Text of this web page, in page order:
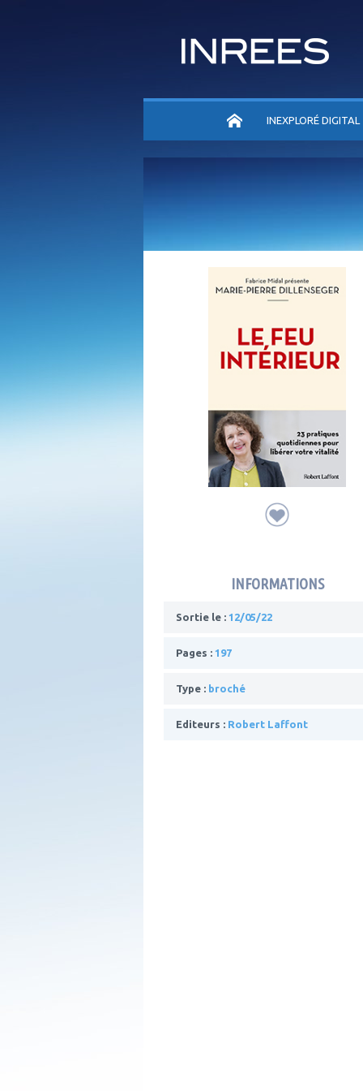
ACCUEILINEXPLORÉ DIGITAL
INFORMATIONS
Sortie le : 12/05/22
Pages : 197
Type : broché
Editeurs : Robert Laffont